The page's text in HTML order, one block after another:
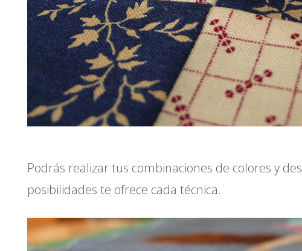
Podrás realizar tus combinaciones de colores y
posibilidades te ofrece cada técnica.